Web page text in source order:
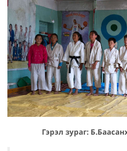
Гэрэл зураг: